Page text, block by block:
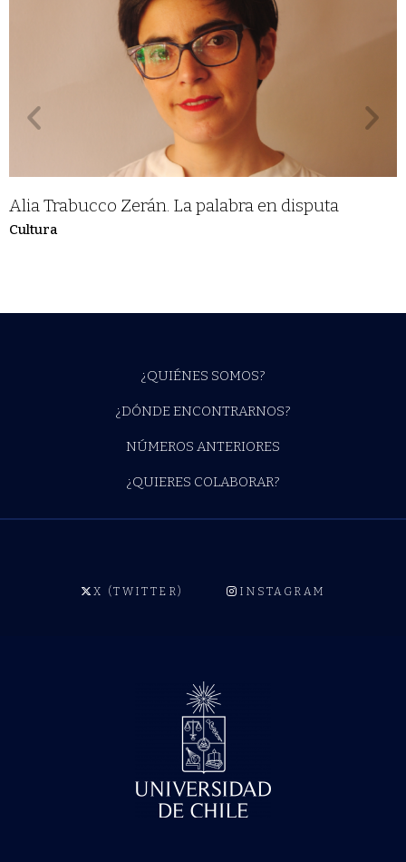
Alia Trabucco Zerán. La palabra en disputa
Cultura
¿QUIÉNES SOMOS?
¿DÓNDE ENCONTRARNOS?
NÚMEROS ANTERIORES
¿QUIERES COLABORAR?
X (TWITTER) INSTAGRAM